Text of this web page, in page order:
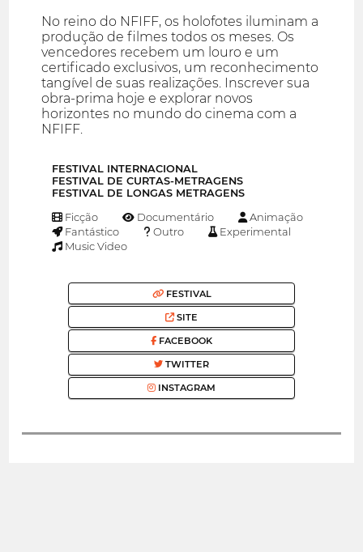
No reino do NFIFF, os holofotes iluminam a
produção de filmes todos os meses. Os
vencedores recebem um louro e um
certificado exclusivos, um reconhecimento
tangível de suas realizações. Inscrever sua
obra-prima hoje e explorar novos
horizontes no mundo do cinema com a
NFIFF.
FESTIVAL INTERNACIONAL
FESTIVAL DE CURTAS-METRAGENS
FESTIVAL DE LONGAS METRAGENS
Ficção Documentário
Animação
Fantástico
Outro
Experimental
Music Video
FESTIVAL
SITE
FACEBOOK
TWITTER
INSTAGRAM